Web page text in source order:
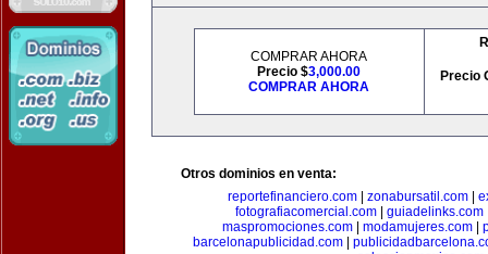
COMPRAR AHORA
Precio $3,000.00
COMPRAR AHORA
Precio
Otros dominios en venta:
reportefinanciero.com| zonabursatil.com|
fotografiacomercial.com
guiadelinks.com
maspromociones.com
modamujeres.com
barcelonapublicidad.com|